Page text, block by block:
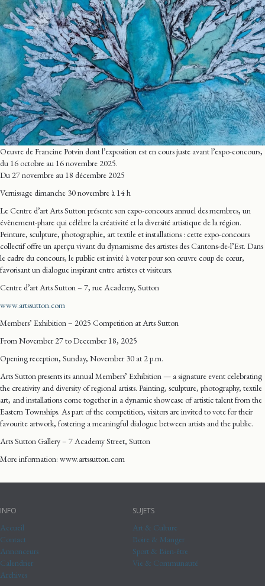
Oeuvre de Francine Potvin dont l’exposition est en cours juste avant l’expo-concours,
du 16 octobre au 16 novembre 2025.
Du 27 novembre au 18 décembre 2025
Vernissage dimanche 30 novembre à 14 h
Le Centre d’art Arts Sutton présente son expo-concours annuel des membres, un
évènement-phare qui célèbre la créativité et la diversité artistique de la région.
Peinture, sculpture, photographie, art textile et installations : cette expo-concours
collectif offre un aperçu vivant du dynamisme des artistes des Cantons-de-l’Est. Dans
le cadre du concours, le public est invité à voter pour son œuvre coup de cœur,
favorisant un dialogue inspirant entre artistes et visiteurs.
Centre d’art Arts Sutton – 7, rue Academy, Sutton
www.artssutton.com
Members’ Exhibition – 2025 Competition at Arts Sutton
From November 27 to December 18, 2025
Opening reception, Sunday, November 30 at 2 p.m.
Arts Sutton presents its annual Members’ Exhibition — a signature event celebrating
the creativity and diversity of regional artists. Painting, sculpture, photography, textile
art, and installations come together in a dynamic showcase of artistic talent from the
Eastern Townships. As part of the competition, visitors are invited to vote for their
favourite artwork, fostering a meaningful dialogue between artists and the public.
Arts Sutton Gallery – 7 Academy Street, Sutton
More information: www.artssutton.com
INFO
Accueil
Contact
Annonceurs
Calendrier
Archives
SUJETS
Art & Culture
Boire & Manger
Sport & Bien-être
Vie & Communauté